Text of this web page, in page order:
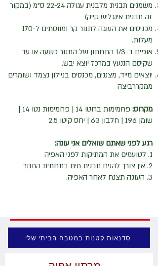
משמנים תבנית מלבנית עגולה 22-24 ס"מ (במקור
זה תבנית אינגליש קייק)
מכניסים את העוגה לתנור קר ומווסתים ל-170
מעלות.
אופים ב-1/3 התחתון של התנור כשעה או עד
שקיסם הננעץ במרכז יוצא יבש.
יוצאים מייד, מצננים, מכנסים בניילון נצמד ושומרים
ממקררביצה
​מקרוס:
פחמימות ברוטו 14 | פחמימות נטו 14 |
שומן 196 | חלבון 63 | יחס קיטו 2.5
רגע לפני שאתם שואלים אני עונה:
1. לטועמים את המתיקות לפני האפיה
2. אין צורך להניח תבנית מים בתחתית התנור
3. העוגה תצנח לאחר האפיה.
סדנאות קטנות במטבח הביתי שלי